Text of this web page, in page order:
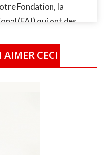
Fondation, la
(FAI) qui ont des
en nature ou
La photo pour
la photo. Les prix
qui varient selon les
ou pays. D’autres frais
AIMER CECI